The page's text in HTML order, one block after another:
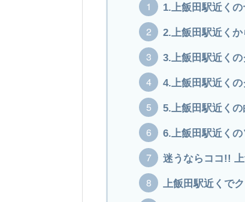
1.上飯田駅近く
2.上飯田駅近くか
3.上飯田駅近く
4.上飯田駅近く
5.上飯田駅近く
6.上飯田駅近く
迷うならココ!!
上飯田駅近くで